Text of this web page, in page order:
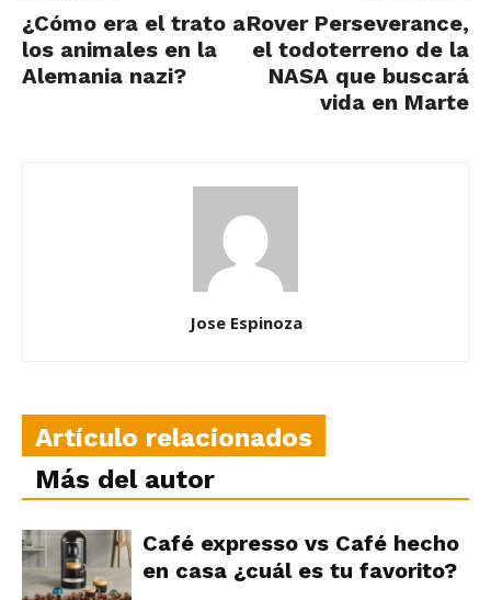
¿Cómo era el trato a
los animales en la
Alemania nazi?
Rover Perseverance,
el todoterreno de la
NASA que buscará
vida en Marte
Jose Espinoza
Artículo relacionados
Más del autor
Café expresso vs Café hecho
en casa ¿cuál es tu favorito?